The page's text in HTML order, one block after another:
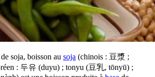
soja, boisson au soja (chinois : 豆漿 ;
: 두유 (duyu) ; tonyu (豆乳, tōnyū) ;